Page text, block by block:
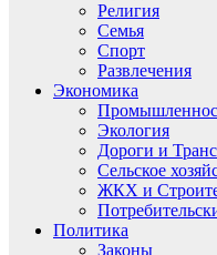
Религия
Семья
Спорт
Развлечения
Экономика
Экология
Дороги и
Сельское
ЖКХ и
Политика
Законы